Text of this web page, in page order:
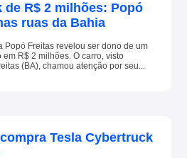
de R$ 2 milhões: Popó
ruas da Bahia
Popó Freitas revelou ser dono de um
R$ 2 milhões. O carro, visto
(BA), chamou atenção por seu...
Tesla Cybertruck